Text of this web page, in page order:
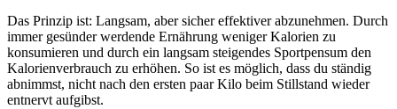
Das Prinzip ist: Langsam, aber sicher effektiver abzunehmen. Durch
immer gesünder werdende Ernährung weniger Kalorien zu
konsumieren und durch ein langsam steigendes Sportpensum den
Kalorienverbrauch zu erhöhen. So ist es möglich, dass du ständig
abnimmst, nicht nach den ersten paar Kilo beim Stillstand wieder
entnervt aufgibst.